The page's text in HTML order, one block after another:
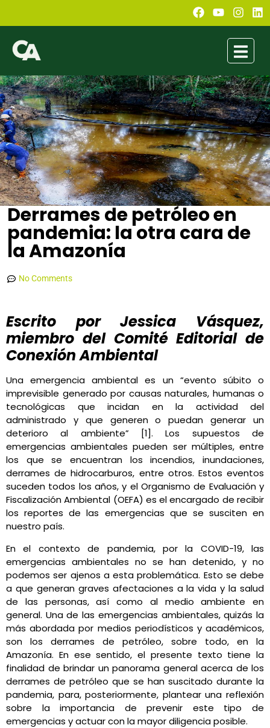
Derrames de petróleo en
pandemia: la otra cara de
la Amazonía
No Comments
Escrito por Jessica Vásquez,
miembro del Comité Editorial de
Conexión Ambiental
Una emergencia ambiental es un “evento súbito o
imprevisible generado por causas naturales, humanas o
tecnológicas que incidan en la actividad del
administrado y que generen o puedan generar un
deterioro al ambiente” [1]. Los supuestos de
emergencias ambientales pueden ser múltiples, entre
los que se encuentran los incendios, inundaciones,
derrames de hidrocarburos, entre otros. Estos eventos
suceden todos los años, y el Organismo de Evaluación y
Fiscalización Ambiental (OEFA) es el encargado de recibir
los reportes de las emergencias que se susciten en
nuestro país.
En el contexto de pandemia, por la COVID-19, las
emergencias ambientales no se han detenido, y no
podemos ser ajenos a esta problemática. Esto se debe
a que generan graves afectaciones a la vida y la salud
de las personas, así como al medio ambiente en
general. Una de las emergencias ambientales, quizás la
más abordada por medios periodísticos y académicos,
son los derrames de petróleo, sobre todo, en la
Amazonía. En ese sentido, el presente texto tiene la
finalidad de brindar un panorama general acerca de los
derrames de petróleo que se han suscitado durante la
pandemia, para, posteriormente, plantear una reflexión
sobre la importancia de prevenir este tipo de
emergencias y actuar con la mayor diligencia posible.